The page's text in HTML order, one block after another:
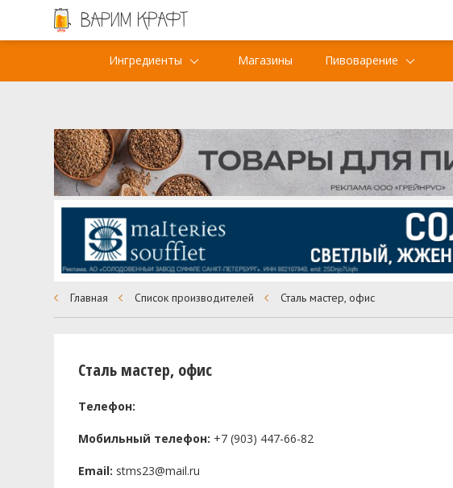
Ингредиенты Магазины Пивоварение
Главная Список производителей Сталь мастер, офис
Сталь мастер, офис
Телефон:
Мобильный телефон: +7 (903) 447-66-82
Email: stms23@mail.ru